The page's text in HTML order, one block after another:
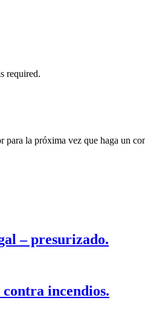
required.
la próxima vez que haga un
– presurizado.
incendios.